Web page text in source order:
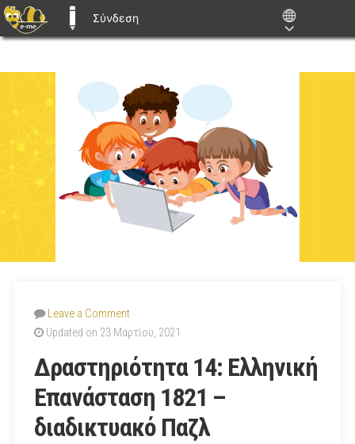
E-ME BLOGS
Σύνδεση
Leave a Comment
Updated on 23 Μαρτίου, 2021
Δραστηριότητα 14: Ελληνική
Επανάσταση 1821 –
διαδικτυακό Παζλ